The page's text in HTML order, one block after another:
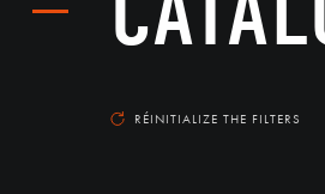
RÉINITIALIZE THE FILTERS